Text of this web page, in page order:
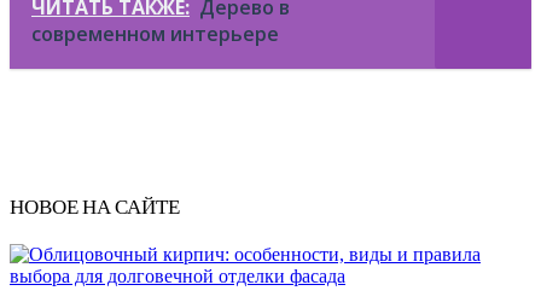
ЧИТАТЬ ТАКЖЕ: Дерево в
современном интерьере
НОВОЕ НА САЙТЕ